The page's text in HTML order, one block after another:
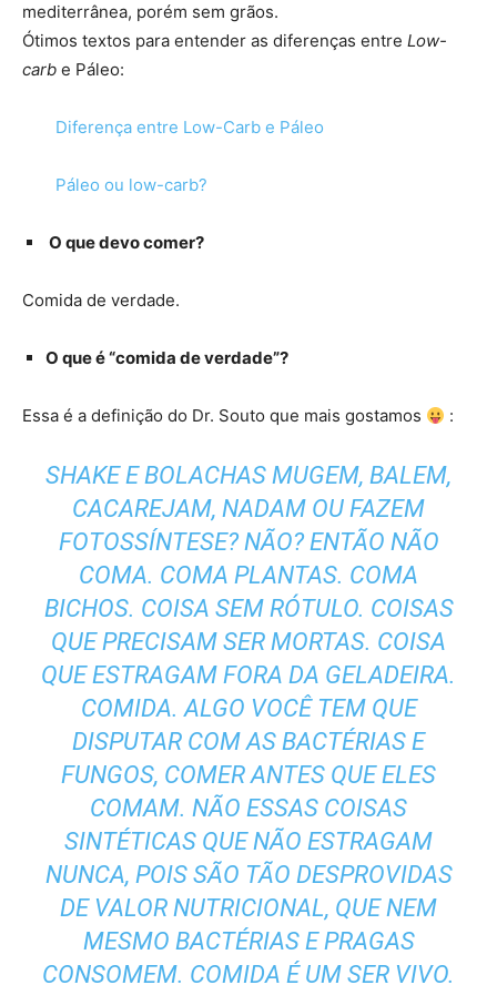
mediterrânea, porém sem grãos.
Ótimos textos para entender as diferenças entre Low-
carb e Páleo:
Diferença entre Low-Carb e Páleo
Páleo ou low-carb?
O que devo comer?
Comida de verdade.
O que é “comida de verdade”?
Essa é a definição do Dr. Souto que mais gostamos :
SHAKE E BOLACHAS MUGEM, BALEM,
CACAREJAM, NADAM OU FAZEM
FOTOSSÍNTESE? NÃO? ENTÃO NÃO
COMA. COMA PLANTAS. COMA
BICHOS. COISA SEM RÓTULO. COISAS
QUE PRECISAM SER MORTAS. COISA
QUE ESTRAGAM FORA DA GELADEIRA.
COMIDA. ALGO VOCÊ TEM QUE
DISPUTAR COM AS BACTÉRIAS E
FUNGOS, COMER ANTES QUE ELES
COMAM. NÃO ESSAS COISAS
SINTÉTICAS QUE NÃO ESTRAGAM
NUNCA, POIS SÃO TÃO DESPROVIDAS
DE VALOR NUTRICIONAL, QUE NEM
MESMO BACTÉRIAS E PRAGAS
CONSOMEM. COMIDA É UM SER VIVO.